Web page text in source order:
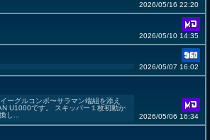
2026/05/16 22:20
2026/05/10 14:35
2026/05/07 16:02
ーグルコンボ〜サラマン端組を添え
U1000です。 スキッパー１枚初動か
し...
2026/05/06 16:34